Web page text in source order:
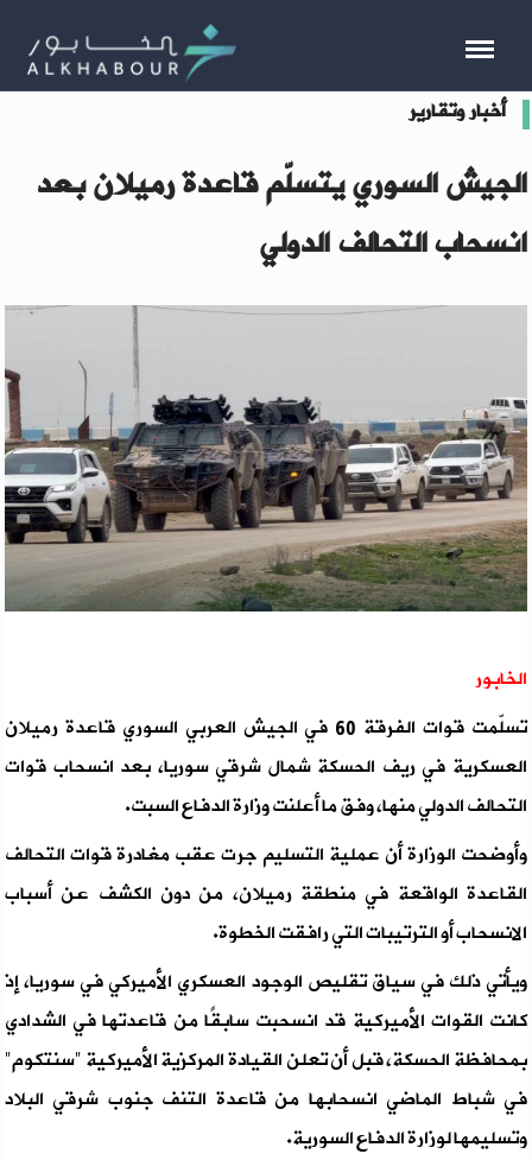
أخبار وتقارير
الجيش السوري يتسلّم قاعدة رميلان بعد
انسحاب التحالف الدولي
الخابور
تسلّمت قوات الفرقة 60 في الجيش العربي السوري قاعدة رميلان
العسكرية في ريف الحسكة شمال شرقي سوريا، بعد انسحاب قوات
التحالف الدولي منها، وفق ما أعلنت وزارة الدفاع السبت.
وأوضحت الوزارة أن عملية التسليم جرت عقب مغادرة قوات التحالف
القاعدة الواقعة في منطقة رميلان، من دون الكشف عن أسباب
الانسحاب أو الترتيبات التي رافقت الخطوة.
ويأتي ذلك في سياق تقليص الوجود العسكري الأميركي في سوريا، إذ
كانت القوات الأميركية قد انسحبت سابقًا من قاعدتها في الشدادي
بمحافظة الحسكة، قبل أن تعلن القيادة المركزية الأميركية "سنتكوم"
في شباط الماضي انسحابها من قاعدة التنف جنوب شرقي البلاد
وتسليمها لوزارة الدفاع السورية.